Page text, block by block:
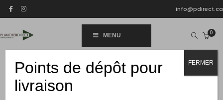
info@pdirect.ca
MENU 0
Points de dépôt pour
livraison
FERMER